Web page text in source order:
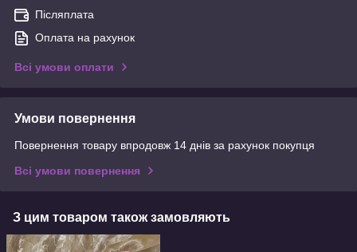
Післяплата
Оплата на рахунок
Всі умови оплати
Умови повернення
Повернення товару впродовж 14 днів за рахунок покупця
Всі умови повернення
З цим товаром також замовляють